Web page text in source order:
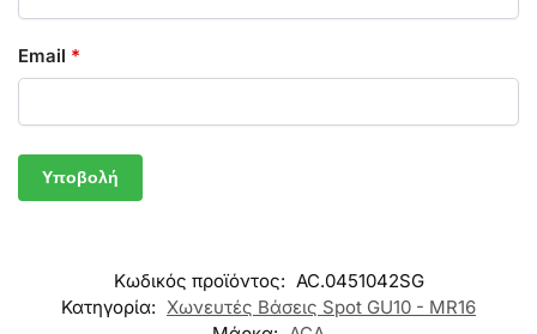
Email *
Κωδικός προϊόντος: AC.0451042SG
Κατηγορία: Χωνευτές Βάσεις Spot GU10 - MR16